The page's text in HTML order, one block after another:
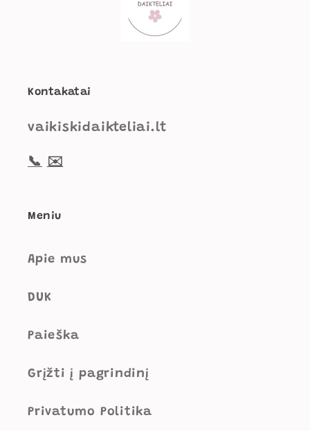
Kontakatai
vaikiskidaikteliai.lt
📞 ✉️
Meniu
Apie mus
DUK
Paieška
Grįžti į pagrindinį
Privatumo Politika